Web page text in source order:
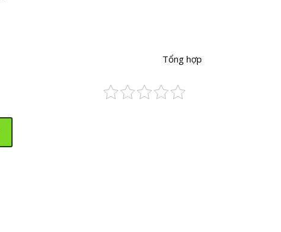
Tổng hợp